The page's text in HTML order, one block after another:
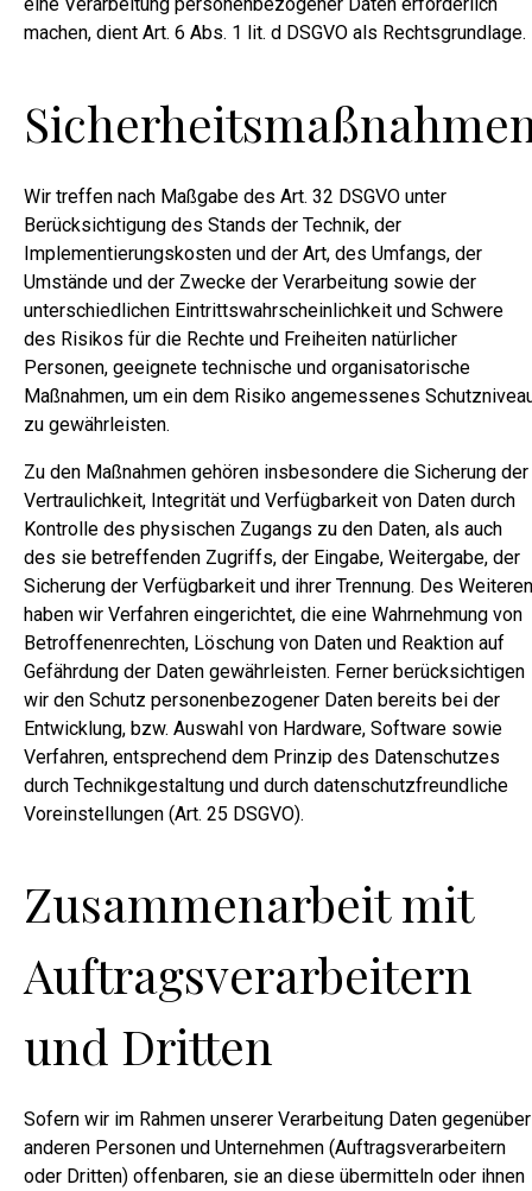
eine Verarbeitung personenbezogener Daten erforderlich
machen, dient Art. 6 Abs. 1 lit. d DSGVO als Rechtsgrundlage.
Wir treffen nach Maßgabe des Art. 32 DSGVO unter
Berücksichtigung des Stands der Technik, der
Implementierungskosten und der Art, des Umfangs, der
Umstände und der Zwecke der Verarbeitung sowie der
unterschiedlichen Eintrittswahrscheinlichkeit und Schwere
des Risikos für die Rechte und Freiheiten natürlicher
Personen, geeignete technische und organisatorische
Maßnahmen, um ein dem Risiko angemessenes
zu gewährleisten.
Zu den Maßnahmen gehören insbesondere die Sicherung der
Vertraulichkeit, Integrität und Verfügbarkeit von Daten durch
Kontrolle des physischen Zugangs zu den Daten, als auch
des sie betreffenden Zugriffs, der Eingabe, Weitergabe, der
Sicherung der Verfügbarkeit und ihrer Trennung. Des Weiteren
haben wir Verfahren eingerichtet, die eine Wahrnehmung von
Betroffenenrechten, Löschung von Daten und Reaktion auf
Gefährdung der Daten gewährleisten. Ferner berücksichtigen
wir den Schutz personenbezogener Daten bereits bei der
Entwicklung, bzw. Auswahl von Hardware, Software sowie
Verfahren, entsprechend dem Prinzip des Datenschutzes
durch Technikgestaltung und durch datenschutzfreundliche
Voreinstellungen (Art. 25 DSGVO).
Zusammenarbeit mit
Auftragsverarbeitern
und Dritten
Sofern wir im Rahmen unserer Verarbeitung Daten gegenüber
anderen Personen und Unternehmen (Auftragsverarbeitern
oder Dritten) offenbaren, sie an diese übermitteln oder ihnen